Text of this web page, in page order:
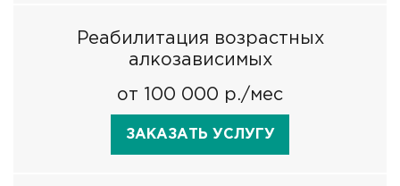
Реабилитация возрастных
алкозависимых
от 100 000 р./мес
ЗАКАЗАТЬ УСЛУГУ